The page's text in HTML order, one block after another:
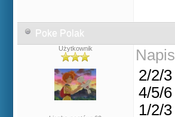
Poke Polak
Użytkownik
2/2/3
4/5/6
1/2/3